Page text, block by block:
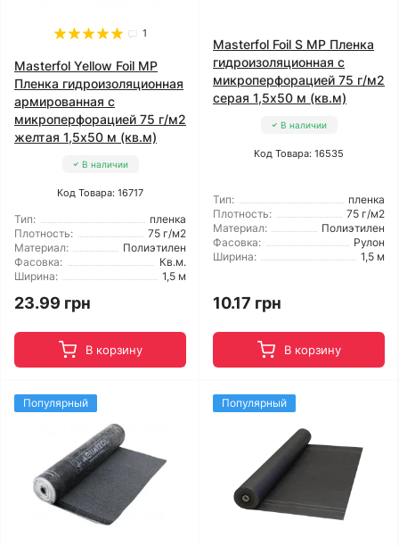
1
Masterfol Yellow Foil MP
Пленка гидроизоляционная
армированная с
микроперфорацией 75 г/м2
желтая 1,5x50 м (кв.м)
В наличии
Код Товара: 16717
Тип:
пленка
Плотность:
75 г/м2
Материал:
Полиэтилен
Фасовка:
Кв.м.
Ширина:
1,5 м
23.99 грн
В корзину
Masterfol Foil S MP Пленка
гидроизоляционная с
микроперфорацией 75 г/м2
серая 1,5x50 м (кв.м)
В наличии
Код Товара: 16535
Тип:
пленка
Плотность:
75 г/м2
Материал:
Полиэтилен
Фасовка:
Рулон
Ширина:
1,5 м
10.17 грн
В корзину
Популярный Популярный